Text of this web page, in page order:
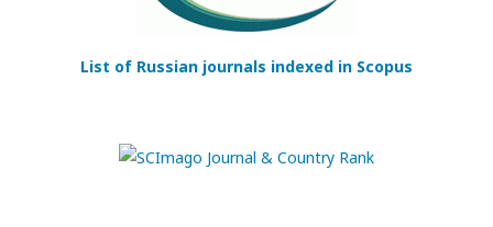
List of Russian journals indexed in Scopus